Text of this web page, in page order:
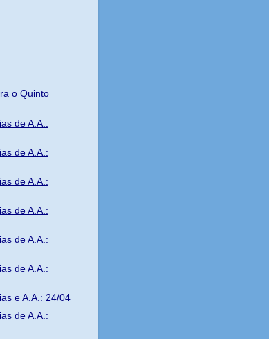
o Quinto
de A.A.:
de A.A.:
de A.A.:
de A.A.:
de A.A.:
de A.A.:
e A.A.: 24/04
de A.A.: